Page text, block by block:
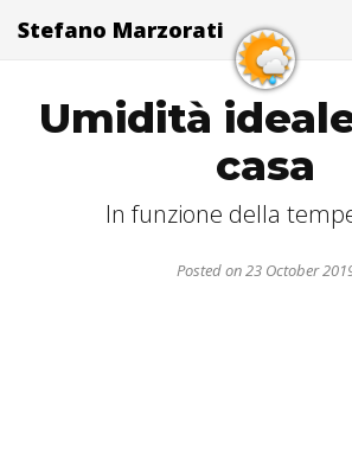
Stefano Marzorati
Umidità
casa
In funzione della
Posted on 23 October